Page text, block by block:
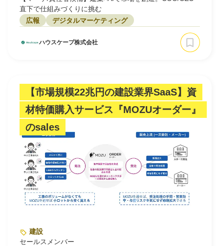
直下で仕組みづくりに挑む
広報
デジタルマーケティング
ハウスケープ株式会社
【市場規模22兆円の建設業界SaaS】資
材特価購入サービス『MOZUオーダー』
のsales
建設
セールスメンバー